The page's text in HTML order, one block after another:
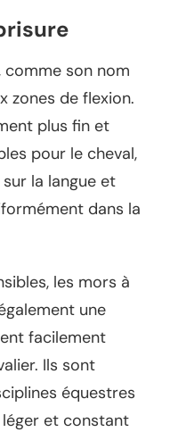
comme son nom
zones de flexion.
plus fin et
pour le cheval,
la langue et
dans la
les mors à
une
facilement
Ils sont
équestres
et constant